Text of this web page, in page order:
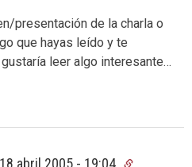
presentación de la charla o
que hayas leído y te
leer algo interesante…
18 abril 2005 - 19:04